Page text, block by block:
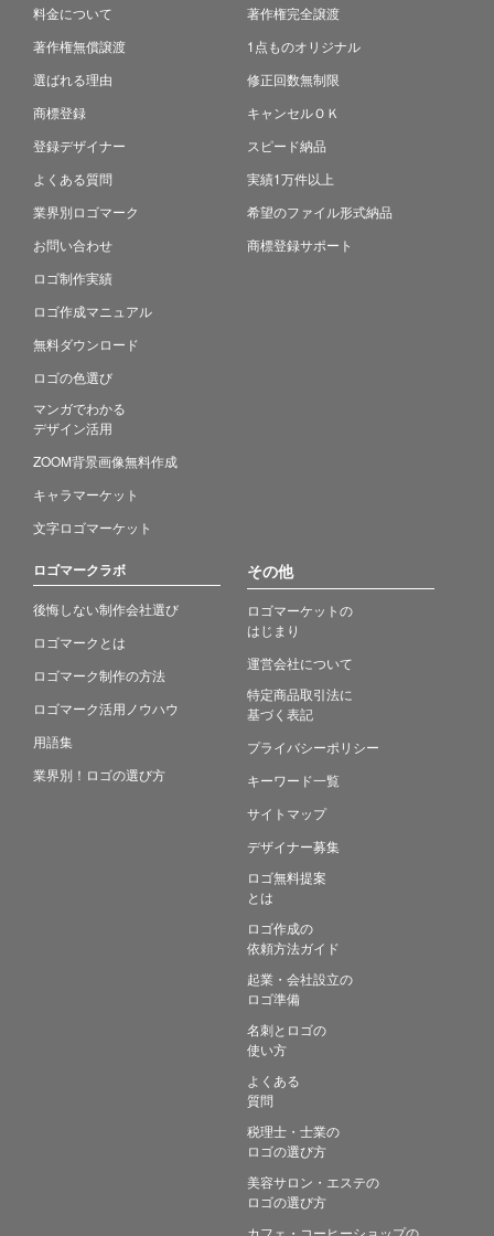
料金について
著作権無償譲渡
選ばれる理由
商標登録
登録デザイナー
よくある質問
業界別ロゴマーク
お問い合わせ
ロゴ制作実績
ロゴ作成マニュアル
無料ダウンロード
ロゴの色選び
マンガでわかる
デザイン活用
ZOOM背景画像無料作成
キャラマーケット
文字ロゴマーケット
著作権完全譲渡
1点ものオリジナル
修正回数無制限
キャンセルＯＫ
スピード納品
実績1万件以上
希望のファイル形式納品
商標登録サポート
ロゴマークラボ
後悔しない制作会社選び
ロゴマークとは
ロゴマーク制作の方法
ロゴマーク活用ノウハウ
用語集
業界別！ロゴの選び方
その他
ロゴマーケットの
はじまり
運営会社について
特定商品取引法に
基づく表記
プライバシーポリシー
キーワード一覧
サイトマップ
デザイナー募集
ロゴ無料提案
とは
ロゴ作成の
依頼方法ガイド
起業・会社設立の
ロゴ準備
名刺とロゴの
使い方
よくある
質問
税理士・士業の
ロゴの選び方
美容サロン・エステの
ロゴの選び方
カフェ・コーヒーショップの